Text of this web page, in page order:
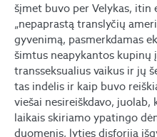
šįmet buvo per Velykas, itin
„nepaprastą translyčių
gyvenimą, pasmerkdamas
šimtus neapykantos
transseksualius vaikus ir jų
tas indėlis ir kaip buvo
viešai nesireiškdavo, juolab,
laikais skiriamo ypatingo
duomenis, lyties disforiją